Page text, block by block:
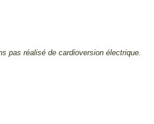
pas réalisé de cardioversion électrique.